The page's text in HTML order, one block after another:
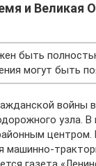
и Великая
быть
могут быть
войны
узла. В
центром.
машинно-